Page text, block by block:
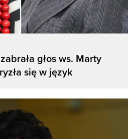
głos ws. Marty
się w język